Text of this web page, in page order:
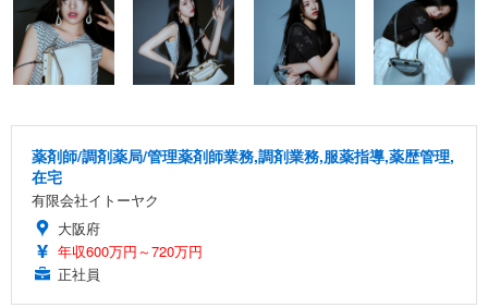
薬剤師/調剤薬局/管理薬剤師業務,調剤業務,服薬指導,薬歴管理,
在宅
有限会社イトーヤク
大阪府
年収600万円～720万円
正社員